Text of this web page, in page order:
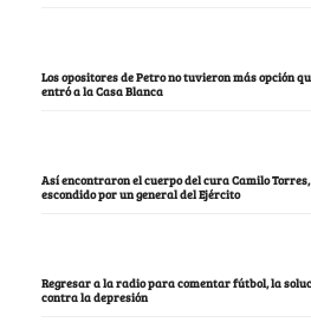
Los opositores de Petro no tuvieron más opción
entró a la Casa Blanca
Así encontraron el cuerpo del cura Camilo
escondido por un general del Ejército
Regresar a la radio para comentar fútbol, la
contra la depresión